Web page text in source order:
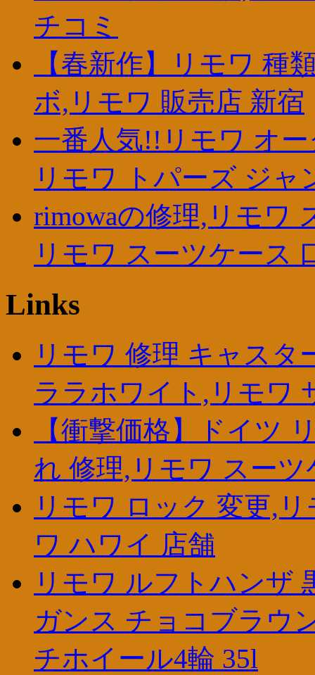
チコミ
【春新作】リモワ 種
ボ,リモワ 販売店 新宿
一番人気!!リモワ オ
リモワ トパーズ ジャ
rimowaの修理,リモワ
リモワ スーツケース
Links
リモワ 修理 キャス
ララホワイト,リモワ
【衝撃価格】ドイツ
れ 修理,リモワ スーツ
リモワ ロック 変更,
ワ ハワイ 店舗
リモワ ルフトハンザ
ガンス チョコブラウ
チホイール4輪 35l